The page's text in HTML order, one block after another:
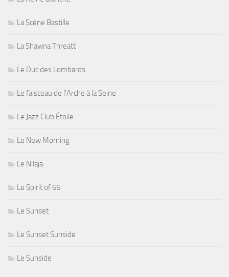
La Scène Bastille
La Shawna Threatt
Le Duc des Lombards
Le faisceau de l'Arche à la Seine
Le Jazz Club Étoile
Le New Morning
Le Nilaja
Le Spirit of 66
Le Sunset
Le Sunset Sunside
Le Sunside